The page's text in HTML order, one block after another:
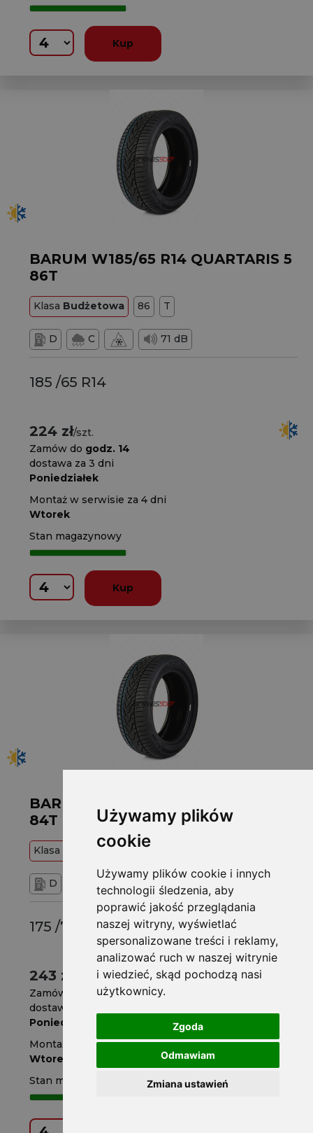
Używamy plików
cookie
Używamy plików cookie i innych
technologii śledzenia, aby
poprawić jakość przeglądania
naszej witryny, wyświetlać
spersonalizowane treści i reklamy,
analizować ruch w naszej witrynie
i wiedzieć, skąd pochodzą nasi
użytkownicy.
Zgoda
Odmawiam
Zmiana ustawień
Kup
BARUM W185/65 R14 QUARTARIS 5
86T
Klasa Budżetowa 86 T
D C 71 dB
185 /65 R14
224 zł/szt.
Zamów do godz. 14
dostawa za 3 dni
Poniedziałek
Montaż w serwisie za 4 dni
Wtorek
Stan magazynowy
Kup
BARUM W175/70 R14 QUARTARIS 5
84T
Klasa Budżetowa 84
D 71 dB
175 /70 R14
243 zł
Zamów do
godz. 14
dostawa za 3 dni
Poniedziałek
Montaż w serwisie za 4 dni
Wtorek
Stan magazynowy